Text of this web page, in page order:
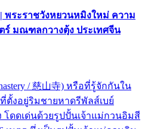
| พระราชวังหยวนหมิงใหม่ ความ
ร์ มณฑลกวางตุ้ง ประเทศจีน
/ 慈山寺) หรือที่รู้จักกันใน
ตั้งอยู่ริมชายหาดรีพัลส์เบย์
โดดเด่นด้วยรูปปั้นเจ้าแม่กวนอิมสี